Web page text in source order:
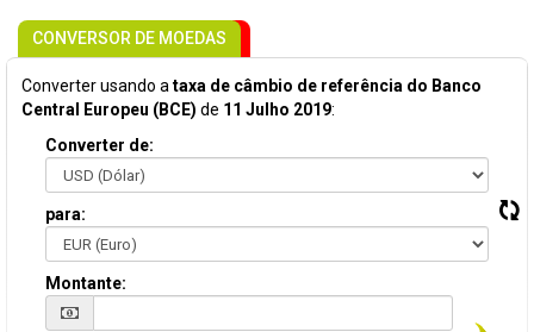
CONVERSOR DE MOEDAS
Converter usando a taxa de câmbio de referência do Banco
Central Europeu (BCE) de 11 Julho 2019:
Converter de:
para:
Montante: